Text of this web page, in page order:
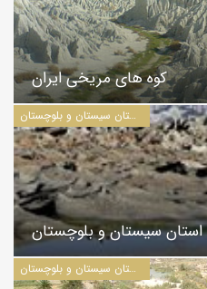
کوه های مریخی ایران
مطالب مرتبط با استان سیستان و بلوچستان
سیستان و بلوچستان
مطالب مرتبط با استان سیستان و بلوچستان